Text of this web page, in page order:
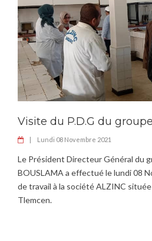
Visite du P.D.G du
| Lundi 08 Novembre 2021
Le Président Directeur Général du
BOUSLAMA a effectué le lundi 08
de travail à la société ALZINC
Tlemcen.